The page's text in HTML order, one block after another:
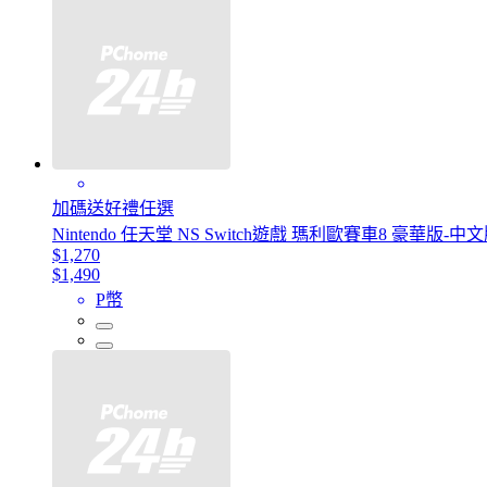
加碼送好禮任選
Nintendo 任天堂 NS Switch遊戲 瑪利歐賽車8 豪華版-中
$1,270
$1,490
P幣